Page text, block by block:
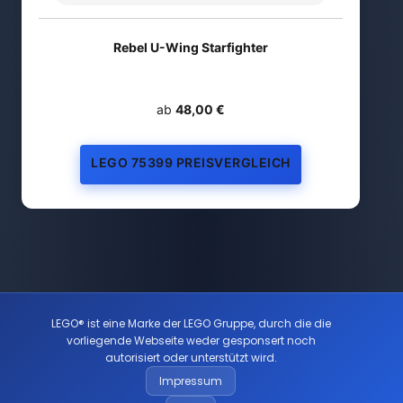
Rebel U-Wing Starfighter
ab 48,00 €
LEGO 75399 PREISVERGLEICH
LEGO® ist eine Marke der LEGO Gruppe, durch die die
vorliegende Webseite weder gesponsert noch
autorisiert oder unterstützt wird.
Impressum